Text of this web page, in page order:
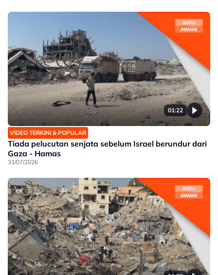
01:22
VIDEO TERKINI & POPULAR
Tiada pelucutan senjata sebelum Israel berundur dari
Gaza - Hamas
31/07/2026